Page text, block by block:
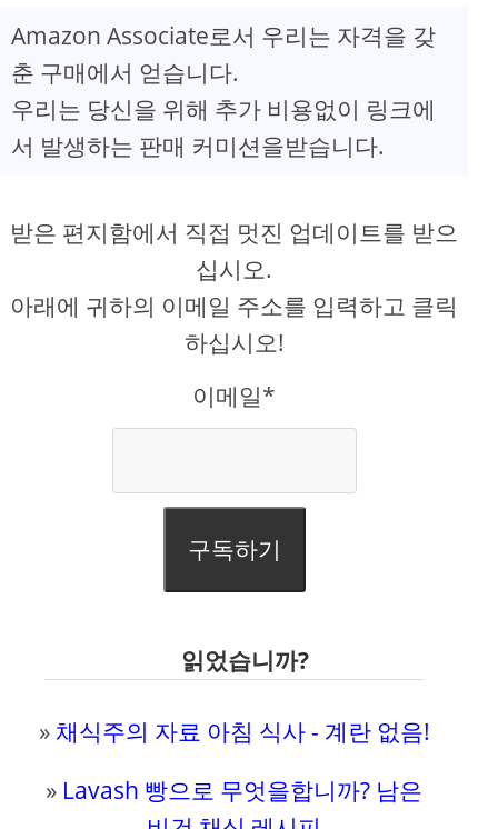
Amazon Associate로서 우리는 자격을 갖
춘 구매에서 얻습니다.
우리는 당신을 위해 추가 비용없이 링크에
서 발생하는 판매 커미션을받습니다.
받은 편지함에서 직접 멋진 업데이트를 받으
십시오.
아래에 귀하의 이메일 주소를 입력하고 클릭
하십시오!
이메일*
구독하기
읽었습니까?
»채식주의 자료 아침 식사 - 계란 없음!
» Lavash 빵으로 무엇을합니까? 남은